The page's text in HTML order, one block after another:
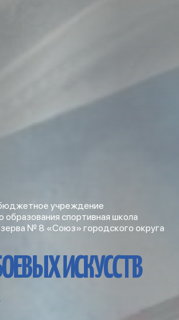
учреждение
образования спортивная школа
№ 8 «Союз» городского округа
ИСКУССТВ